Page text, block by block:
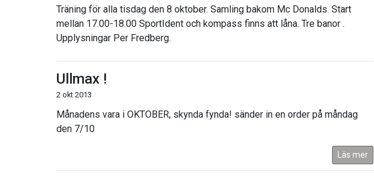
Träning för alla tisdag den 8 oktober. Samling bakom Mc Donalds. Start
mellan 17.00-18.00 SportIdent och kompass finns att låna. Tre banor .
Upplysningar Per Fredberg.
Ullmax !
2 okt 2013
Månadens vara i OKTOBER, skynda fynda! sänder in en order på måndag
den 7/10
Läs mer